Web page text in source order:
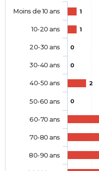
1
1
0
0
2
0
Moins de 10 ans
10-20 ans
20-30 ans
30-40 ans
40-50 ans
50-60 ans
60-70 ans
70-80 ans
80-90 ans